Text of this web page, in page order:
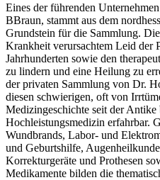
Eines der führenden
BBraun, stammt aus dem
Grundstein für die Sammlung.
Krankheit verursachtem Leid der
Jahrhunderten sowie den
zu lindern und eine Heilung zu
der privaten Sammlung von Dr.
diesen schwierigen, oft von
Medizingeschichte seit der Antike
Hochleistungsmedizin erfahrbar.
Wundbrands, Labor- und
und Geburtshilfe,
Korrekturgeräte und Prothesen
Medikamente bilden die